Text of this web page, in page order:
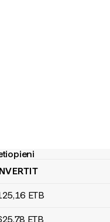
,16 ETB
,78 ETB